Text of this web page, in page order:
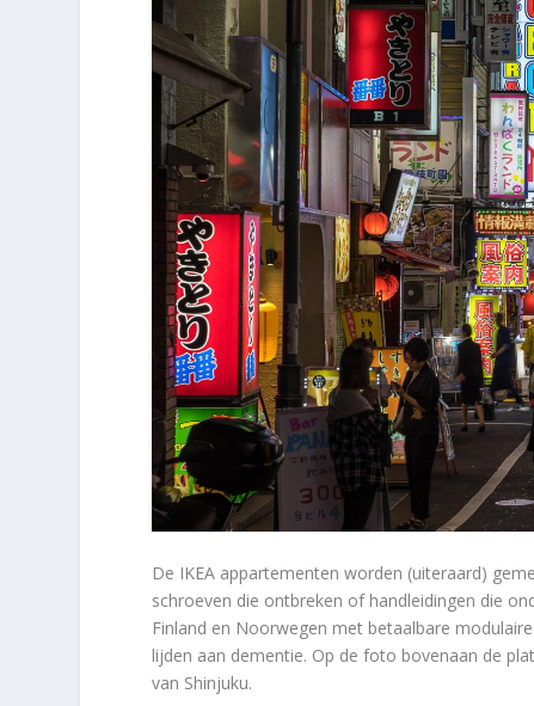
De IKEA appartementen worden (uiteraard)
schroeven die ontbreken of handleidingen die
Finland en Noorwegen met betaalbare
lijden aan dementie. Op de foto bovenaan de
van Shinjuku.